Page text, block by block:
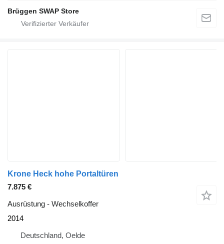
Brüggen SWAP Store
Krone Heck hohe Portaltüren
7.875 €
Ausrüstung - Wechselkoffer
2014
Deutschland, Oelde